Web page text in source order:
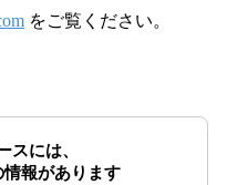
をご覧ください。
スには、
報があります